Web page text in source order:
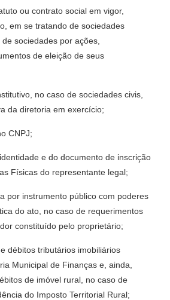
ou contrato social em vigor,
em se tratando de sociedades
sociedades por ações,
de eleição de seus
no caso de sociedades civis,
da diretoria em exercício;
CNPJ;
e do documento de inscrição
Físicas do representante legal;
por instrumento público com poderes
do ato, no caso de requerimentos
constituído pelo proprietário;
débitos tributários imobiliários
Municipal de Finanças e, ainda,
de imóvel rural, no caso de
do Imposto Territorial Rural;